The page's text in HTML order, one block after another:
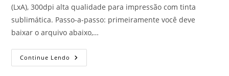
(LxA), 300dpi alta qualidade para impressão com tinta
sublimática. Passo-a-passo: primeiramente você deve
baixar o arquivo abaixo,…
Continue Lendo Estampa
Caneca